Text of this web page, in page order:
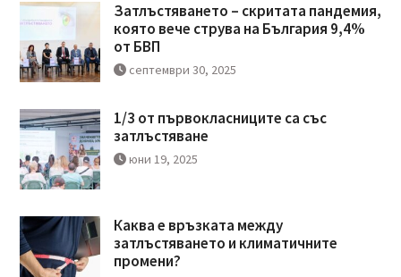
Затлъстяването – скритата пандемия,
която вече струва на България 9,4%
от БВП
септември 30, 2025
1/3 от първокласниците са със
затлъстяване
юни 19, 2025
Каква е връзката между
затлъстяването и климатичните
промени?